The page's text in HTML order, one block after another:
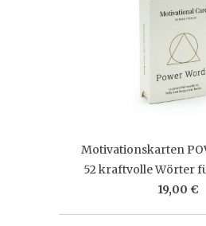
Motivationskarten
52 kraftvolle Wörter
19,00 €